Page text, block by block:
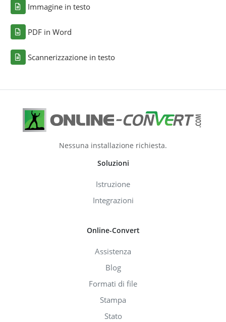
Immagine in testo
PDF in Word
Scannerizzazione in testo
Nessuna installazione richiesta.
Soluzioni
Istruzione
Integrazioni
Online-Convert
Assistenza
Blog
Formati di file
Stampa
Stato